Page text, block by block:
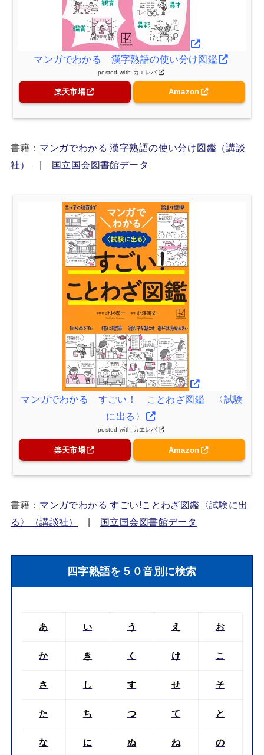
マンガでわかる 漢字熟語の使い分け図鑑
posted with カエレバ
楽天市場 Amazon
書籍： マンガでわかる 漢字熟語の使い分け図鑑（講談
社）
| 国立国会図書館データ
マンガでわかる すごい！ ことわざ図鑑 〈試験
に出る〉
posted with カエレバ
楽天市場 Amazon
書籍： マンガでわかる すごい!ことわざ図鑑〈試験に出
る〉（講談社）
| 国立国会図書館データ
四字熟語を５０音別に検索
あ い う え お
か き く け こ
さ し す せ そ
た ち つ て と
な に ぬ ね の